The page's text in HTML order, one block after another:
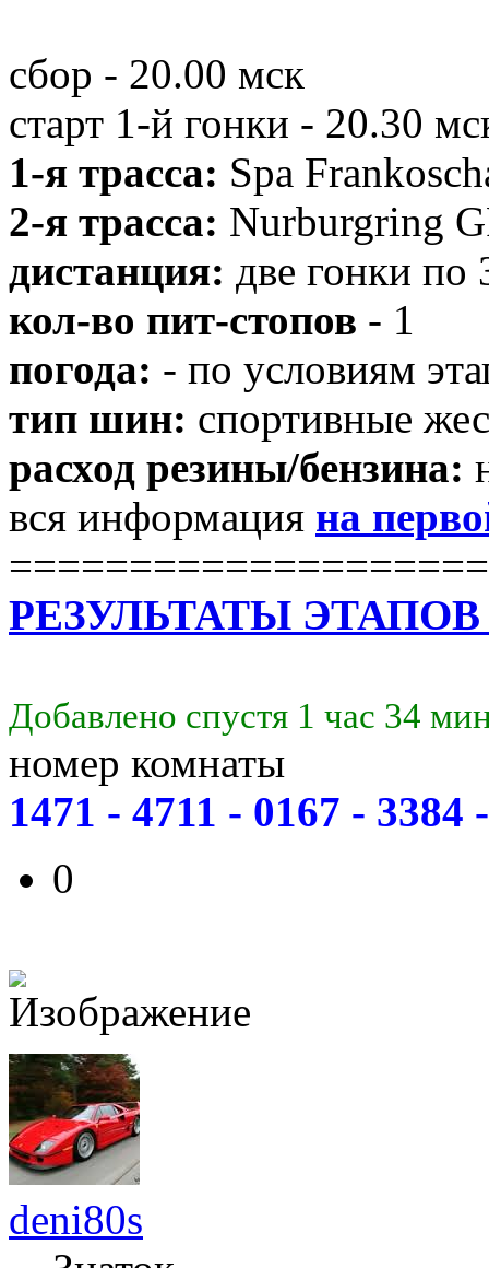
сбор - 20.00 мск
старт 1-й гонки - 20.30
1-я трасса: Spa
2-я трасса: Nurburgring
дистанция: две гонки по
кол-во пит-стопов - 1
погода: - по условиям
тип шин: спортивные
расход резины/бензина:
вся информация на
РЕЗУЛЬТАТЫ ЭТАПОВ
Добавлено спустя 1 час 34
номер комнаты
1471 - 4711 - 0167 - 3384
0
deni80s